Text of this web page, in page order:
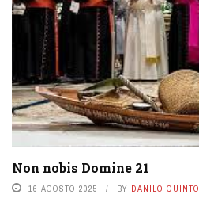
Non nobis Domine 21
16 AGOSTO 2025 BY DANILO QUINTO